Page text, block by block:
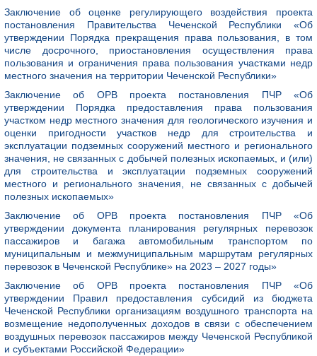
Заключение об оценке регулирующего воздействия проекта
постановления Правительства Чеченской Республики «Об
утверждении Порядка прекращения права пользования, в том
числе досрочного, приостановления осуществления права
пользования и ограничения права пользования участками недр
местного значения на территории Чеченской Республики»
Заключение об ОРВ проекта постановления ПЧР «Об
утверждении Порядка предоставления права пользования
участком недр местного значения для геологического изучения и
оценки пригодности участков недр для строительства и
эксплуатации подземных сооружений местного и регионального
значения, не связанных с добычей полезных ископаемых, и (или)
для строительства и эксплуатации подземных сооружений
местного и регионального значения, не связанных с добычей
полезных ископаемых»
Заключение об ОРВ проекта постановления ПЧР «Об
утверждении документа планирования регулярных перевозок
пассажиров и багажа автомобильным транспортом по
муниципальным и межмуниципальным маршрутам регулярных
перевозок в Чеченской Республике» на 2023 – 2027 годы»
Заключение об ОРВ проекта постановления ПЧР «Об
утверждении Правил предоставления субсидий из бюджета
Чеченской Республики организациям воздушного транспорта на
возмещение недополученных доходов в связи с обеспечением
воздушных перевозок пассажиров между Чеченской Республикой
и субъектами Российской Федерации»